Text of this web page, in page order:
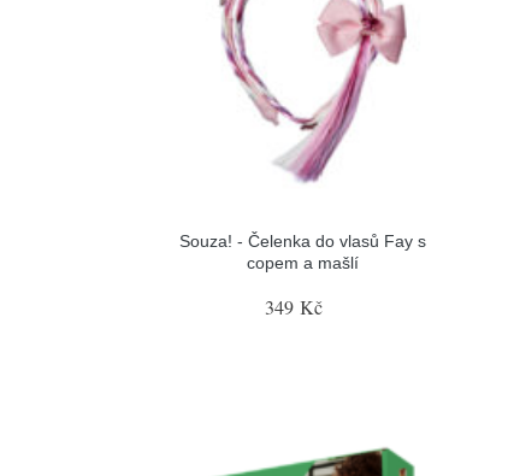
Souza! - Čelenka do vlasů Fay s
copem a mašlí
349 Kč